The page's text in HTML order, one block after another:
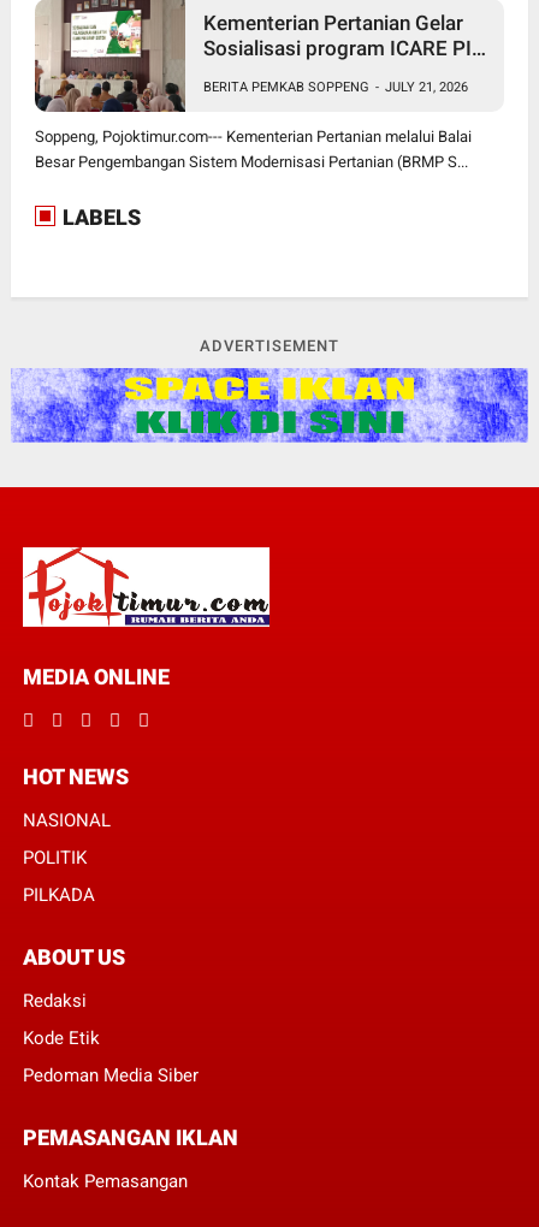
Kementerian Pertanian Gelar
Sosialisasi program ICARE PIU
BERITA PEMKAB SOPPENG - JULY 21, 2026
Soppeng, Pojoktimur.com--- Kementerian Pertanian melalui Balai
Besar Pengembangan Sistem Modernisasi Pertanian (BRMP S...
LABELS
ADVERTISEMENT
MEDIA ONLINE
HOT NEWS
NASIONAL
POLITIK
PILKADA
ABOUT US
Redaksi
Kode Etik
Pedoman Media Siber
PEMASANGAN IKLAN
Kontak Pemasangan